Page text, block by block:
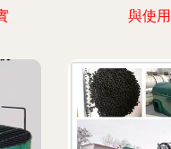
與使